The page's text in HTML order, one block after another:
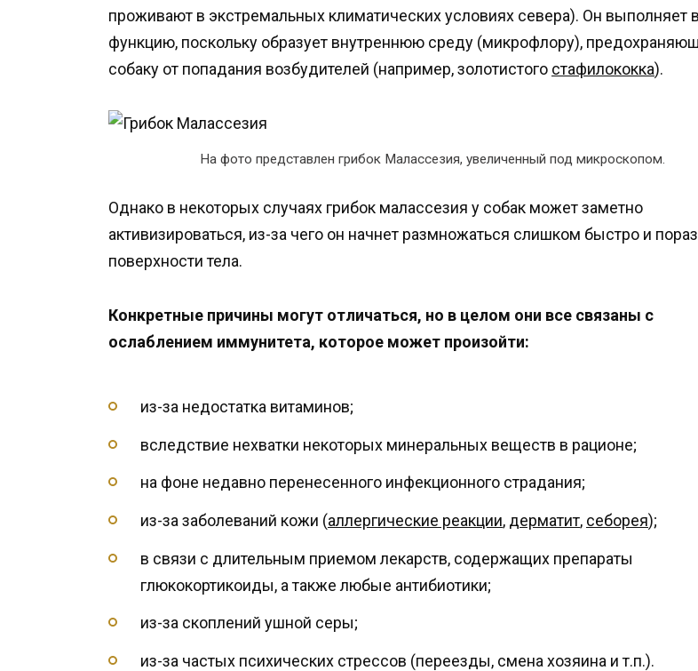
проживают в экстремальных климатических условиях севера). Он выполняет
функцию, поскольку образует внутреннюю среду (микрофлору),
собаку от попадания возбудителей (например, золотистого стафилококка).
На фото представлен грибок Малассезия, увеличенный под микроскопом.
Однако в некоторых случаях грибок малассезия у собак может заметно
активизироваться, из-за чего он начнет размножаться слишком быстро и
поверхности тела.
Конкретные причины могут отличаться, но в целом они все связаны с
ослаблением иммунитета, которое может произойти:
из-за недостатка витаминов;
вследствие нехватки некоторых минеральных веществ в рационе;
на фоне недавно перенесенного инфекционного страдания;
из-за заболеваний кожи (аллергические реакции, дерматит, себорея);
в связи с длительным приемом лекарств, содержащих препараты
глюкокортикоиды, а также любые антибиотики;
из-за скоплений ушной серы;
из-за частых психических стрессов (переезды, смена хозяина и т.п.).